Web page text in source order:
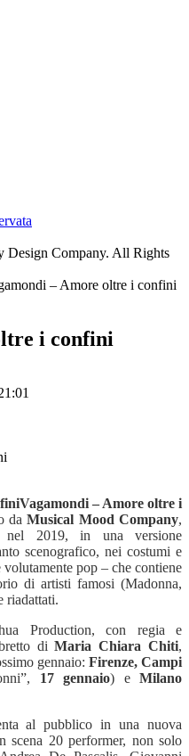
Company. All Rights
– Amore oltre i confini
i confini
Vagamondi – Amore oltre i
daMusical Mood Company,
2019, in una versione
scenografico, nei costumi e
pop – che contiene
di artisti famosi (Madonna,
riadattati.
Production, con regia e
diMaria Chiara Chiti,
gennaio: Firenze, Campi
17 gennaio) eMilano
al pubblico in una nuova
scena 20 performer, non solo